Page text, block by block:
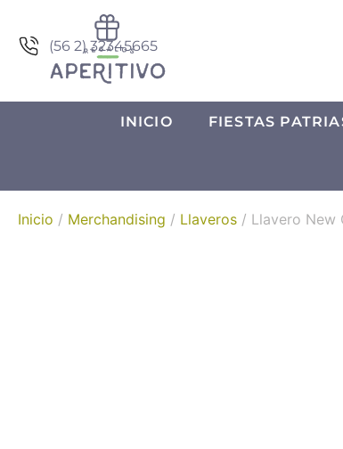
(56 2) 32345665
INICIO FIESTAS
Inicio / Merchandising / Llaveros / Llavero New